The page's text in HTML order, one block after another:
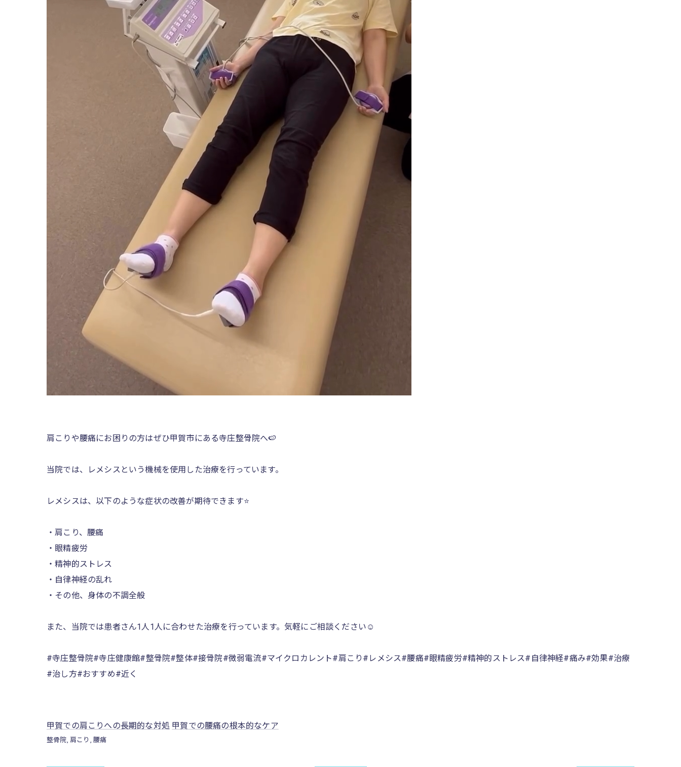
肩こりや腰痛にお困りの方はぜひ甲賀市にある寺庄整骨院へ🍉
当院では、レメシスという機械を使用した治療を行っています。
レメシスは、以下のような症状の改善が期待できます⭐️
・肩こり、腰痛
・眼精疲労
・精神的ストレス
・自律神経の乱れ
・その他、身体の不調全般
また、当院では患者さん1人1人に合わせた治療を行っています。気軽にご相談ください☺️
#寺庄整骨院#寺庄健康館#整骨院#整体#接骨院#微弱電流#マイクロカレント#肩こり#レメシス#腰痛#眼精疲労#精神的ストレス#自律神経#痛み#効果#治療
#治し方#おすすめ#近く
甲賀での肩こりへの長期的な対処 甲賀での腰痛の根本的なケア
整骨院 肩こり 腰痛